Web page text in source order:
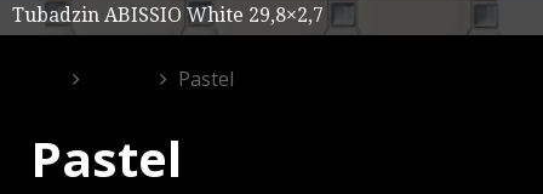
Tubadzin ABISSIO White 29,8×2,7
Pastel
Pastel